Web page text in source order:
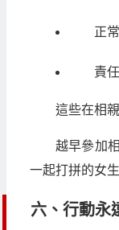
正
責
這些在相
越早參加
一起打拼的女
六、行動永